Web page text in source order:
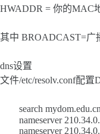
HWADDR = 你的MAC
其中 BROADCAST=广
dns设置
文件/etc/resolv.conf配
search
nameserver
nameserver